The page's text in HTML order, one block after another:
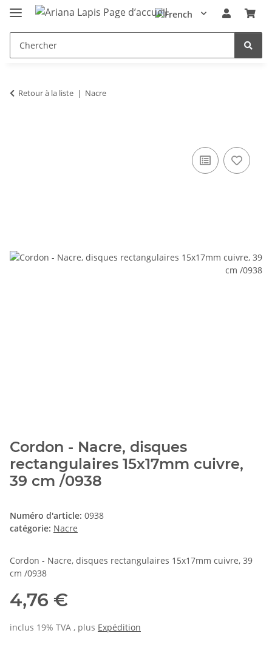
Retour à la liste Nacre
Cordon - Nacre, disques
rectangulaires 15x17mm cuivre,
39 cm /0938
Numéro d'article: 0938
catégorie: Nacre
Cordon - Nacre, disques rectangulaires 15x17mm cuivre, 39
cm /0938
4,76 €
inclus 19% TVA , plus Expédition